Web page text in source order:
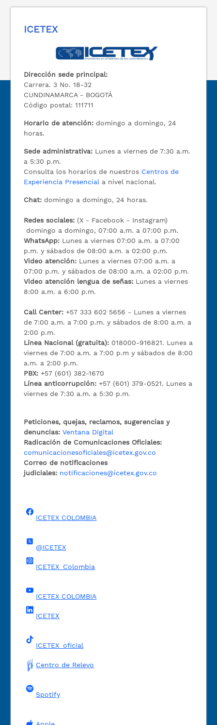
ICETEX
Dirección sede principal:
Carrera. 3 No. 18-32
CUNDINAMARCA - BOGOTÁ
Código postal: 111711
Horario de atención: domingo a domingo, 24
horas.
Sede administrativa: Lunes a viernes de 7:30 a.m.
a 5:30 p.m.
Consulta los horarios de nuestros Centros de
Experiencia Presencial a nivel nacional.
Chat: domingo a domingo, 24 horas.
Redes sociales: (X - Facebook - Instagram)
domingo a domingo, 07:00 a.m. a 07:00 p.m.
WhatsApp: Lunes a viernes 07:00 a.m. a 07:00
p.m. y sábados de 08:00 a.m. a 02:00 p.m.
Video atención: Lunes a viernes 07:00 a.m. a
07:00 p.m. y sábados de 08:00 a.m. a 02:00 p.m.
Video atención lengua de señas: Lunes a viernes
8:00 a.m. a 6:00 p.m.
Call Center:+57 333 602 5656 - Lunes a viernes
de 7:00 a.m. a 7:00 p.m. y sábados de 8:00 a.m. a
2:00 p.m.
Línea Nacional (gratuita): 018000-916821. Lunes a
viernes de 7:00 a.m. a 7:00 p.m y sábados de 8:00
a.m. a 2:00 p.m.
PBX:+57 (601) 382-1670
Línea anticorrupción:+57 (601) 379-0521. Lunes a
viernes de 7:30 a.m. a 5:30 p.m.
Peticiones, quejas, reclamos, sugerencias y
denuncias: Ventana Digital
Radicación de Comunicaciones Oficiales:
comunicacionesoficiales@icetex.gov.co
Correo de notificaciones
judiciales: notificaciones@icetex.gov.co
ICETEX COLOMBIA
@ICETEX
ICETEX_Colombia
ICETEX COLOMBIA
ICETEX
ICETEX_oficial
Centro de Relevo
Spotify